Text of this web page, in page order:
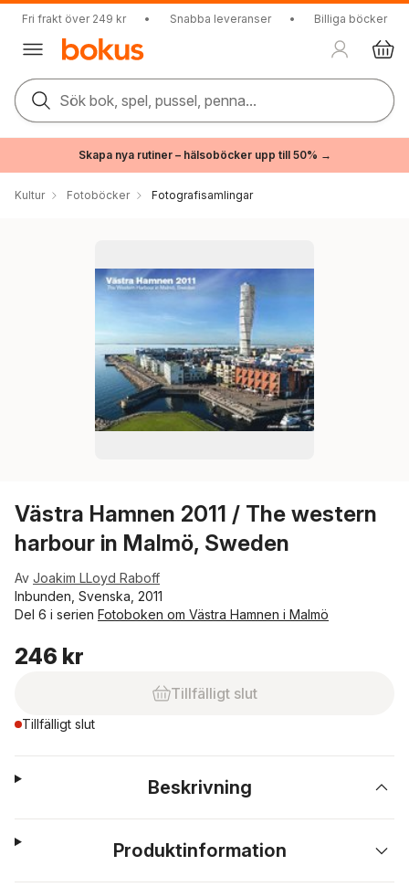
Fri frakt över 249 kr • Snabba leveranser • Billiga böcker
Sök bok, spel, pussel, penna...
Skapa nya rutiner – hälsoböcker upp till 50% →
Kultur Fotoböcker Fotografisamlingar
Västra Hamnen 2011 / The western
harbour in Malmö, Sweden
Av Joakim LLoyd Raboff
Inbunden, Svenska, 2011
Del 6 i serien Fotoboken om Västra Hamnen i Malmö
246 kr
Tillfälligt slut
Tillfälligt slut
Beskrivning
Produktinformation